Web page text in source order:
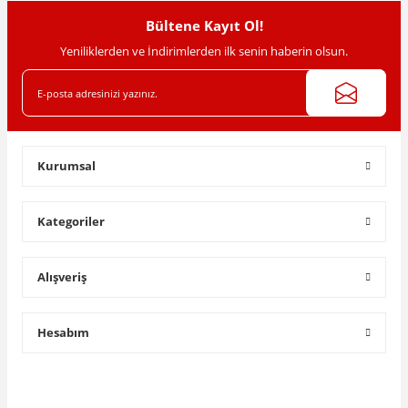
Gönder
Bültene Kayıt Ol!
Yeniliklerden ve İndirimlerden ilk senin haberin olsun.
Kurumsal
Kategoriler
Alışveriş
Hesabım